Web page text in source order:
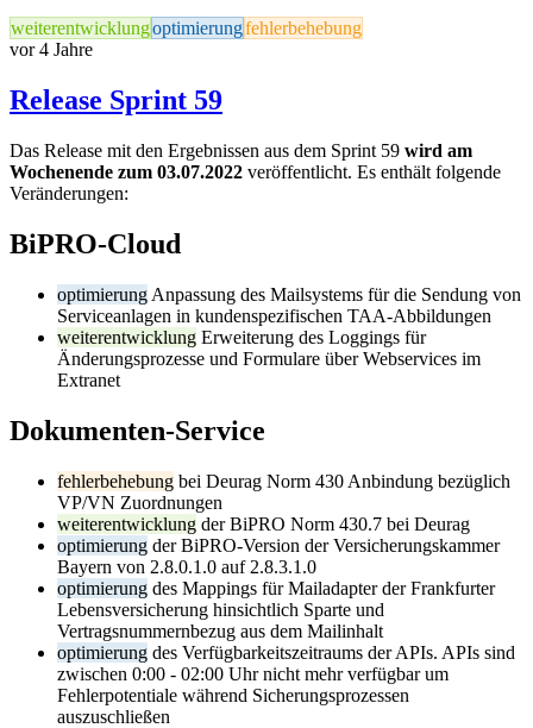
weiterentwicklungoptimierungfehlerbehebung
vor 4 Jahre
Release Sprint 59
Das Release mit den Ergebnissen aus dem Sprint 59 wird am
Wochenende zum 03.07.2022 veröffentlicht. Es enthält folgende
Veränderungen:
BiPRO-Cloud
optimierung Anpassung des Mailsystems für die Sendung von
Serviceanlagen in kundenspezifischen TAA-Abbildungen
weiterentwicklung Erweiterung des Loggings für
Änderungsprozesse und Formulare über Webservices im
Extranet
Dokumenten-Service
fehlerbehebung bei Deurag Norm 430 Anbindung bezüglich
VP/VN Zuordnungen
weiterentwicklung der BiPRO Norm 430.7 bei Deurag
optimierung der BiPRO-Version der Versicherungskammer
Bayern von 2.8.0.1.0 auf 2.8.3.1.0
optimierung des Mappings für Mailadapter der Frankfurter
Lebensversicherung hinsichtlich Sparte und
Vertragsnummernbezug aus dem Mailinhalt
optimierung des Verfügbarkeitszeitraums der APIs. APIs sind
zwischen 0:00 - 02:00 Uhr nicht mehr verfügbar um
Fehlerpotentiale während Sicherungsprozessen
auszuschließen